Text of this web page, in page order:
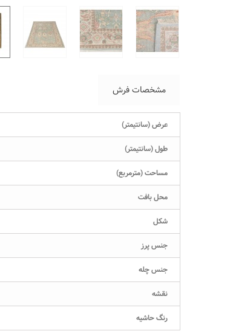
مشخصات فرش
عرض (سانتیمتر)
طول (سانتیمتر)
مساحت (مترمربع)
محل بافت
شکل
جنس پرز
جنس چله
نقشه
رنگ حاشیه